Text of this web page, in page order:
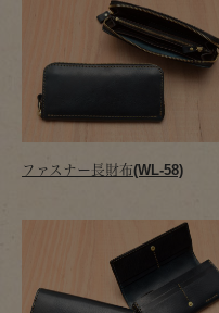
ファスナー長財布(WL-58)